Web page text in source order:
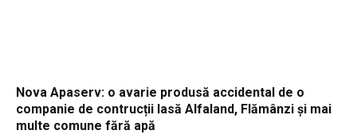
Nova Apaserv: o avarie produsă accidental de o
companie de contrucții lasă Alfaland, Flămânzi și mai
multe comune fără apă